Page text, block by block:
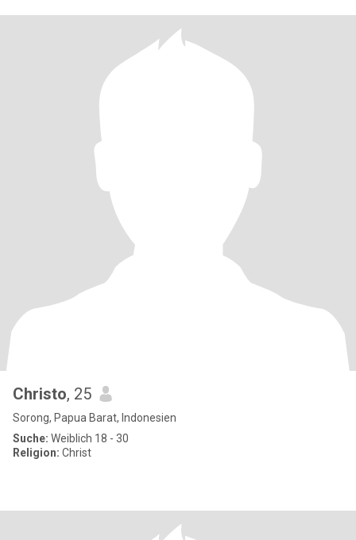
Christo, 25
Sorong, Papua Barat, Indonesien
Suche: Weiblich 18 - 30
Religion: Christ